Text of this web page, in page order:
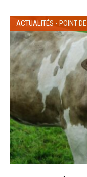
ACTUALITÉS - POINT